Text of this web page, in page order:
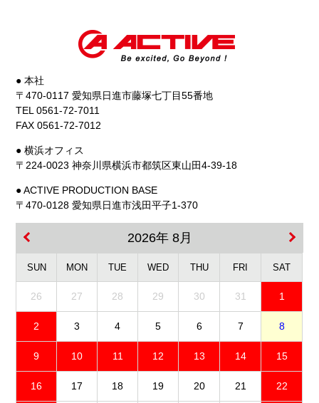
● 本社
〒470-0117 愛知県日進市藤塚七丁目55番地
TEL 0561-72-7011
FAX 0561-72-7012
● 横浜オフィス
〒224-0023 神奈川県横浜市都筑区東山田4-39-18
● ACTIVE PRODUCTION BASE
〒470-0128 愛知県日進市浅田平子1-370
2026年 8月
SUN MON TUE WED THU FRI SAT
26 27 28 29 30 31 1
2 3 4 5 6 7 8
9 10 11 12 13 14 15
16 17 18 19 20 21 22